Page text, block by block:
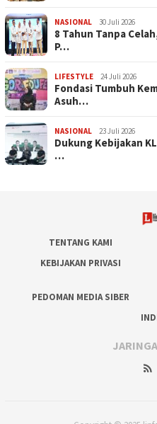
NASIONAL 30 Juli 2026
​8 Tahun Tanpa
P…
LIFESTYLE 24 Juli 2026
Fondasi Tumbuh
Asuh…
NASIONAL 23 Juli 2026
Dukung Kebijakan
…
TENTANG KAMI
KEBIJAKAN PRIVASI
PEDOMAN MEDIA SIBER